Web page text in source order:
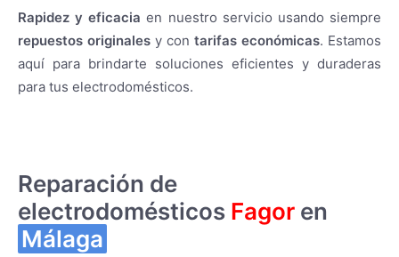
Rapidez y eficacia en nuestro servicio usando siempre
repuestos originales y con tarifas económicas. Estamos
aquí para brindarte soluciones eficientes y duraderas
para tus electrodomésticos.
Reparación de
electrodomésticos Fagor en
Málaga